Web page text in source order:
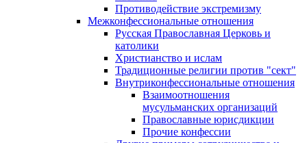
Противодействие экстремизму
Межконфессиональные отношения
Русская Православная Церковь и
католики
Христианство и ислам
Традиционные религии против "сект"
Внутриконфессиональные отношения
Взаимоотношения
мусульманских организаций
Православные юрисдикции
Прочие конфессии